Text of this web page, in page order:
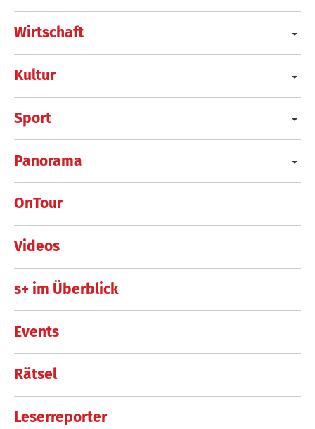
Wirtschaft
Kultur
Sport
Panorama
OnTour
Videos
s+ im Überblick
Events
Rätsel
Leserreporter